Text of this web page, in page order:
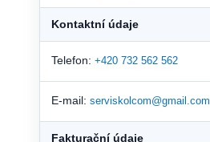
Kontaktní údaje
Telefon: +420 732 562 562
E-mail: serviskolcom@gmail.com
Fakturační údaje